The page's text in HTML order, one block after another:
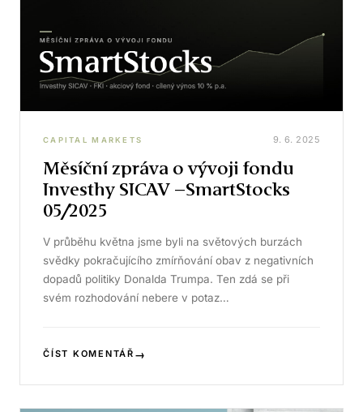
CAPITAL MARKETS 9. 6. 2025
Měsíční zpráva o vývoji fondu
Investhy SICAV –SmartStocks
05/2025
V průběhu května jsme byli na světových burzách
svědky pokračujícího zmírňování obav z negativních
dopadů politiky Donalda Trumpa. Ten zdá se při
svém rozhodování nebere v potaz…
ČÍST KOMENTÁŘ →